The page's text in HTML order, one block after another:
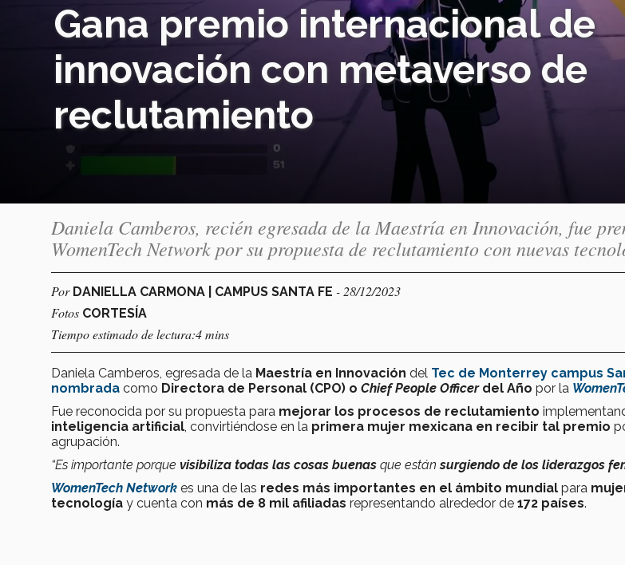
Gana premio internacional de
innovación con metaverso de
reclutamiento
Daniela Camberos, recién egresada de la Maestría en Innovación, fue
WomenTech Network por su propuesta de reclutamiento con nuevas
Por DANIELLA CARMONA | CAMPUS SANTA FE - 28/12/2023
Fotos CORTESÍA
Tiempo estimado de lectura:4 mins
Daniela Camberos, egresada de la Maestría en Innovación del Tec de Monterrey campus
nombrada como Directora de Personal (CPO) o Chief People Officer del Año por la
Fue reconocida por su propuesta para mejorar los procesos de reclutamiento
inteligencia artificial , convirtiéndose en la primera mujer mexicana en recibir tal premio
agrupación.
“Es importante porque visibiliza todas las cosas buenas que estánsurgiendo de los liderazgos
WomenTech Network es una de las redes más importantes en el ámbito mundial para
tecnología y cuenta con más de 8 mil afiliadas representando alrededor de 172 países.